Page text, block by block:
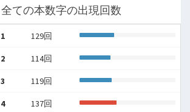
全ての本数字の出現回数
1 129回
2 114回
3 119回
4 137回